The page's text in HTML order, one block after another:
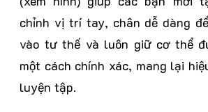
chỉnh vị trí tay, chân dễ dàng
vào tư thế và luôn giữ cơ thể
một cách chính xác, mang lại
luyện tập.